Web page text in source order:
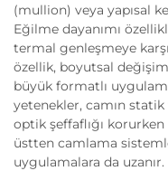
(mullion) veya yapısal
Eğilme dayanımı
termal genleşmeye
özellik, boyutsal
büyük formatlı
yetenekler, camın
optik şeffaflığı
üstten camlama
uygulamalara da